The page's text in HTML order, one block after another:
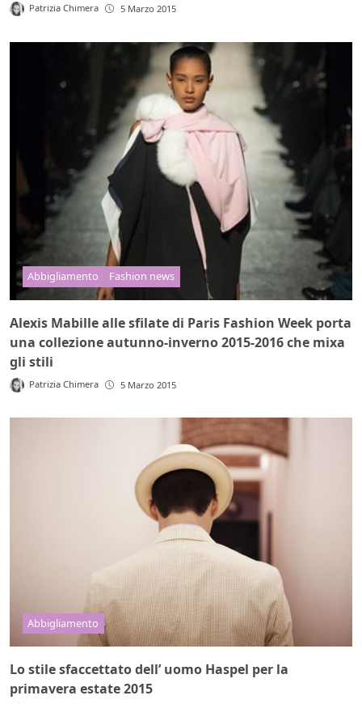
Patrizia Chimera 5 Marzo 2015
Abbigliamento Fashion news
Alexis Mabille alle sfilate di Paris Fashion Week porta
una collezione autunno-inverno 2015-2016 che mixa
gli stili
Patrizia Chimera 5 Marzo 2015
Abbigliamento
Lo stile sfaccettato dell’ uomo Haspel per la
primavera estate 2015